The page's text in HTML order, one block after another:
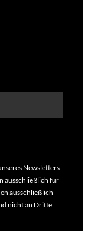
Newsletters
ausschließlich für
ausschließlich
nicht an Dritte